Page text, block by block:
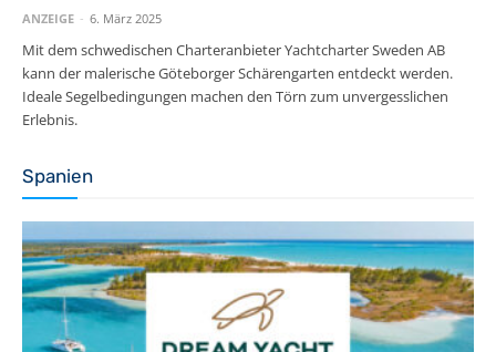
ANZEIGE - 6. März 2025
Mit dem schwedischen Charteranbieter Yachtcharter Sweden AB
kann der malerische Göteborger Schärengarten entdeckt werden.
Ideale Segelbedingungen machen den Törn zum unvergesslichen
Erlebnis.
Spanien